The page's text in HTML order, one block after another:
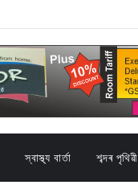
স্বাস্থ্য বাৰ্তা শব্দৰ পৃথিৱী